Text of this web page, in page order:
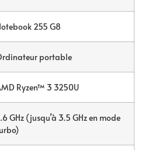
255 G8
portable
Ryzen™ 3 3250U
GHz (jusqu’à 3.5 GHz en mode